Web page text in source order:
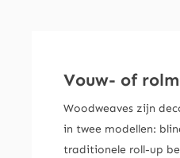
Vouw- of
Woodweaves zijn
in twee modellen:
traditionele roll-up